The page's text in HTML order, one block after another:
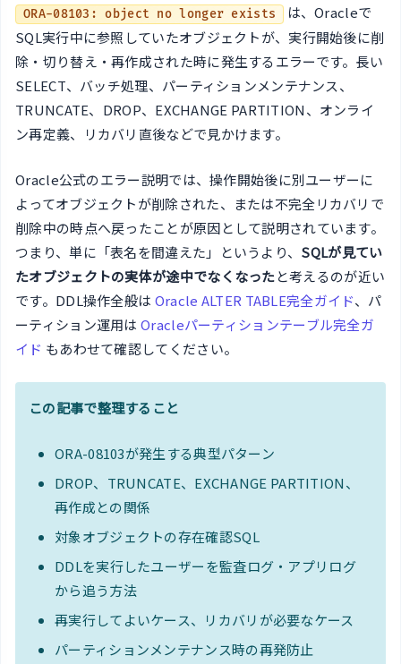
ORA-08103: object no longer exists
は、Oracleで
SQL実行中に参照していたオブジェクトが、実行開始後に削
除・切り替え・再作成された時に発生するエラーです。長い
SELECT、バッチ処理、パーティションメンテナンス、
TRUNCATE、DROP、EXCHANGE PARTITION、オンライ
ン再定義、リカバリ直後などで見かけます。
Oracle公式のエラー説明では、操作開始後に別ユーザーに
よってオブジェクトが削除された、または不完全リカバリで
削除中の時点へ戻ったことが原因として説明されています。
つまり、単に「表名を間違えた」というより、 SQLが見てい
たオブジェクトの実体が途中でなくなったと考えるのが近い
です。DDL操作全般は Oracle ALTER TABLE完全ガイド、パ
ーティション運用はOracleパーティションテーブル完全ガ
イド もあわせて確認してください。
この記事で整理すること
ORA-08103が発生する典型パターン
DROP、TRUNCATE、EXCHANGE PARTITION、
再作成との関係
対象オブジェクトの存在確認SQL
DDLを実行したユーザーを監査ログ・アプリログ
から追う方法
再実行してよいケース、リカバリが必要なケース
パーティションメンテナンス時の再発防止